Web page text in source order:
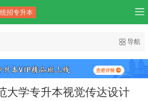
统招专升本
导航
大学专升本视觉传达设计